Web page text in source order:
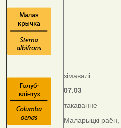
зімавалі
07.03
такаванне
Маларыцкі раён,